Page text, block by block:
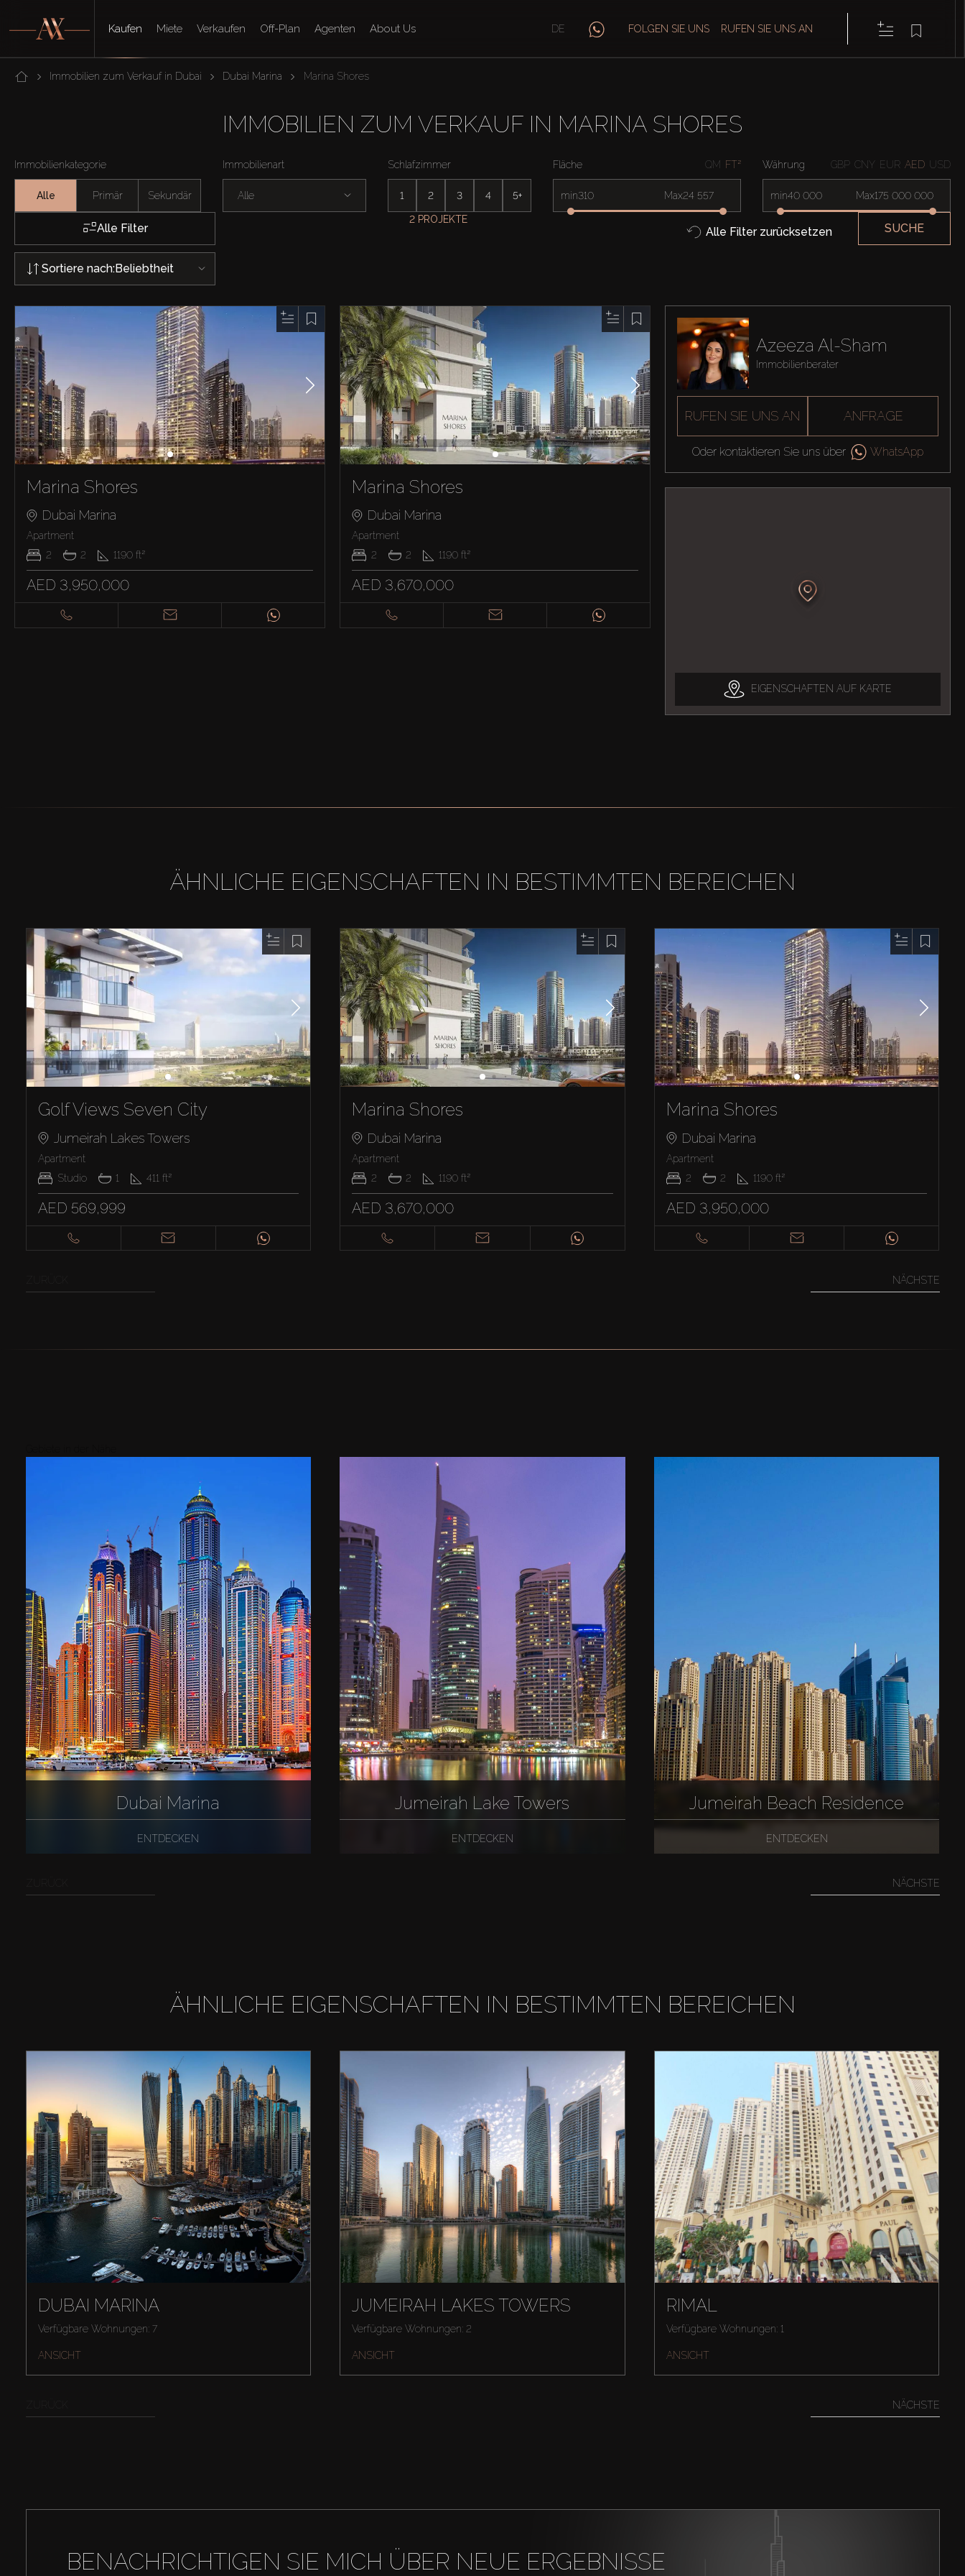
Kaufen Miete Verkaufen Off-Plan Agenten About Us DE FOLGEN SIE UNS RUFEN SIE UNS AN
Immobilien zum Verkauf in Dubai Dubai Marina Marina Shores
IMMOBILIEN ZUM VERKAUF IN MARINA SHORES
Immobilienkategorie
Alle Primär Sekundär
Immobilienart
Alle
Schlafzimmer
1 2 3 4 5+
Fläche QM FT²
min Max
Währung GBP CNY EUR AED USD
min Max
Alle Filter
2 PROJEKTE
Alle Filter zurücksetzen SUCHE
Sortiere nach:Beliebtheit
Marina Shores
Dubai Marina
Apartment
2
2 1190 ft²
AED 3,950,000
Marina Shores
Dubai Marina
Apartment
2
2 1190 ft²
AED 3,670,000
Azeeza Al-Sham
Immobilienberater
RUFEN SIE UNS AN ANFRAGE
Oder kontaktieren Sie uns über WhatsApp
EIGENSCHAFTEN AUF KARTE
ÄHNLICHE EIGENSCHAFTEN IN BESTIMMTEN BEREICHEN
Golf Views Seven City
Jumeirah Lakes Towers
Apartment
Studio
1 411 ft²
AED 569,999
Marina Shores
Dubai Marina
Apartment
2
2 1190ft²
AED 3,670,000
Marina Shores
Dubai Marina
Apartment
2
2 1190 ft²
AED 3,950,000
NÄCHSTE
Dubai Marina
ENTDECKEN
Jumeirah Lake Towers
ENTDECKEN
Jumeirah Beach Residence
ENTDECKEN
NÄCHSTE
ÄHNLICHE EIGENSCHAFTEN IN BESTIMMTEN BEREICHEN
DUBAI MARINA
Verfügbare Wohnungen: 7
ANSICHT
JUMEIRAH LAKES TOWERS
Verfügbare Wohnungen: 2
ANSICHT
RIMAL
Verfügbare Wohnungen: 1
ANSICHT
NÄCHSTE
BENACHRICHTIGEN SIE MICH ÜBER NEUE ERGEBNISSE